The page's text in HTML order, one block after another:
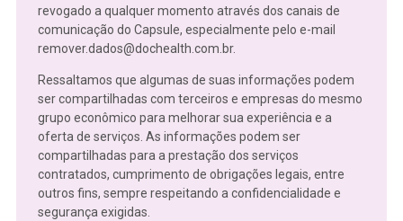
revogado a qualquer momento através dos canais de
comunicação do Capsule, especialmente pelo e-mail
remover.dados@dochealth.com.br.
Ressaltamos que algumas de suas informações podem
ser compartilhadas com terceiros e empresas do mesmo
grupo econômico para melhorar sua experiência e a
oferta de serviços. As informações podem ser
compartilhadas para a prestação dos serviços
contratados, cumprimento de obrigações legais, entre
outros fins, sempre respeitando a confidencialidade e
segurança exigidas.